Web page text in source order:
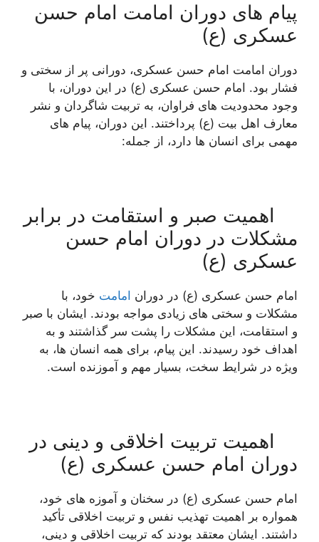
پیام های دوران امامت امام حسن
عسکری (ع)
دوران امامت امام حسن عسکری، دورانی پر از سختی و
فشار بود. امام حسن عسکری (ع) در این دوران، با
وجود محدودیت های فراوان، به تربیت شاگردان و نشر
معارف اهل بیت (ع) پرداختند. این دوران، پیام های
مهمی برای انسان ها دارد، از جمله:
اهمیت صبر و استقامت در برابر
مشکلات در دوران امام حسن
عسکری (ع)
امام حسن عسکری (ع) در دوران امامت خود، با
مشکلات و سختی های زیادی مواجه بودند. ایشان با صبر
و استقامت، این مشکلات را پشت سر گذاشتند و به
اهداف خود رسیدند. این پیام، برای همه انسان ها، به
ویژه در شرایط سخت، بسیار مهم و آموزنده است.
اهمیت تربیت اخلاقی و دینی در
دوران امام حسن عسکری (ع)
امام حسن عسکری (ع) در سخنان و آموزه های خود،
همواره بر اهمیت تهذیب نفس و تربیت اخلاقی تأکید
داشتند. ایشان معتقد بودند که تربیت اخلاقی و دینی،